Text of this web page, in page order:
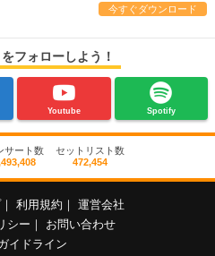
今すぐダウンロード
フォローしよう！
Youtube Spotify
サート数
セットリスト数
472,454
｜ 利用規約 ｜ 運営会社
シー ｜
お問い合わせ
イドライン